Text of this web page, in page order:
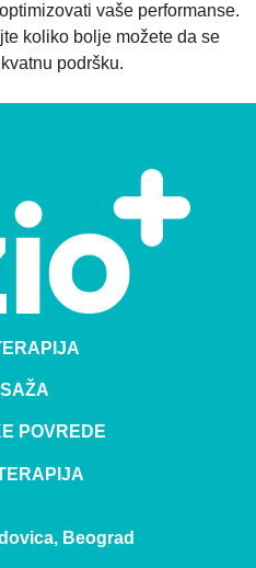
vaše performanse.
koliko bolje možete da se
podršku.
POVREDE
Beograd